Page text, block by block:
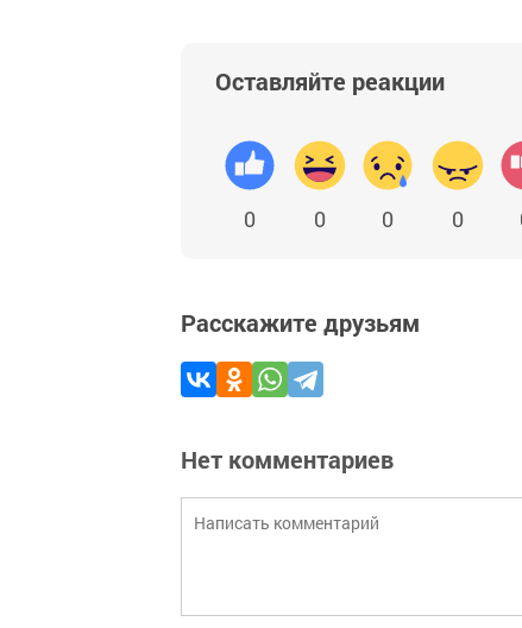
Оставляйте реакции
0 0 0 0
Расскажите друзьям
Нет комментариев